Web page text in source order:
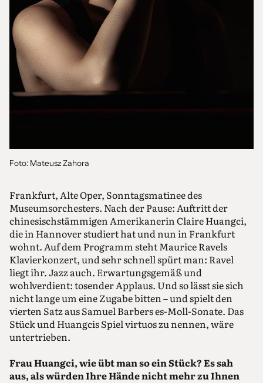
Foto: Mateusz Zahora
Frankfurt, Alte Oper, Sonntagsmatinee des
Museumsorchesters. Nach der Pause: Auftritt der
chinesischstämmigen Amerikanerin Claire Huangci,
die in Hannover studiert hat und nun in Frankfurt
wohnt. Auf dem Programm steht Maurice Ravels
Klavierkonzert, und sehr schnell spürt man: Ravel
liegt ihr. Jazz auch. Erwartungsgemäß und
wohlverdient: tosender Applaus. Und so lässt sie sich
nicht lange um eine Zugabe bitten – und spielt den
vierten Satz aus Samuel Barbers es-Moll-Sonate. Das
Stück und Huangcis Spiel virtuos zu nennen, wäre
untertrieben.
Frau Huangci, wie übt man so ein Stück? Es sah
aus, als würden Ihre Hände nicht mehr zu Ihnen